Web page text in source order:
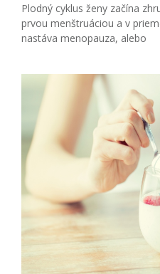
Plodný cyklus ženy začína
prvou menštruáciou a v
nastáva menopauza, alebo